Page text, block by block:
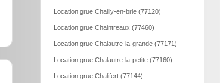
Location grue Chailly-en-brie (77120)
Location grue Chaintreaux (77460)
Location grue Chalautre-la-grande (77171)
Location grue Chalautre-la-petite (77160)
Location grue Chalifert (77144)